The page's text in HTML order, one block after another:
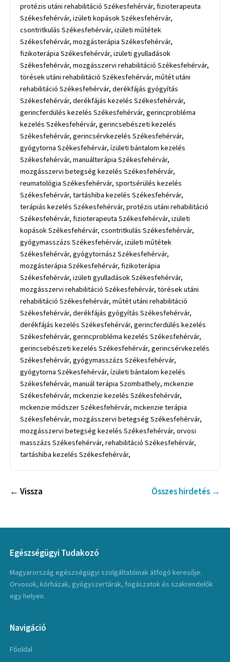
protézis utáni rehabilitáció Székesfehérvár, fizioterapeuta
Székesfehérvár, izületi kopások Székesfehérvár,
csontritkulás Székesfehérvár, izületi műtétek
Székesfehérvár, mozgásterápia Székesfehérvár,
fizikoterápia Székesfehérvár, izületi gyulladások
Székesfehérvár, mozgásszervi rehabilitáció Székesfehérvár,
törések utáni rehabilitáció Székesfehérvár, műtét utáni
rehabilitáció Székesfehérvár, derékfájás gyógyítás
Székesfehérvár, derékfájás kezelés Székesfehérvár,
gerincferdülés kezelés Székesfehérvár, gerincprobléma
kezelés Székesfehérvár, gerincsebészeti kezelés
Székesfehérvár, gerincsérvkezelés Székesfehérvár,
gyógytorna Székesfehérvár, ízületi bántalom kezelés
Székesfehérvár, manuálterápia Székesfehérvár,
mozgásszervi betegség kezelés Székesfehérvár,
reumatológia Székesfehérvár, sportsérülés kezelés
Székesfehérvár, tartáshiba kezelés Székesfehérvár,
terápiás kezelés Székesfehérvár, protézis utáni rehabilitáció
Székesfehérvár, fizioterapeuta Székesfehérvár, izületi
kopások Székesfehérvár, csontritkulás Székesfehérvár,
gyógymasszázs Székesfehérvár, izületi műtétek
Székesfehérvár, gyógytornász Székesfehérvár,
mozgásterápia Székesfehérvár, fizikoterápia
Székesfehérvár, izületi gyulladások Székesfehérvár,
mozgásszervi rehabilitáció Székesfehérvár, törések utáni
rehabilitáció Székesfehérvár, műtét utáni rehabilitáció
Székesfehérvár, derékfájás gyógyítás Székesfehérvár,
derékfájás kezelés Székesfehérvár, gerincferdülés kezelés
Székesfehérvár, gerincprobléma kezelés Székesfehérvár,
gerincsebészeti kezelés Székesfehérvár, gerincsérvkezelés
Székesfehérvár, gyógymasszázs Székesfehérvár,
gyógytorna Székesfehérvár, ízületi bántalom kezelés
Székesfehérvár, manuál terápia Szombathely, mckenzie
Székesfehérvár, mckenzie kezelés Székesfehérvár,
mckenzie módszer Székesfehérvár, mckenzie terápia
Székesfehérvár, mozgásszervi betegség Székesfehérvár,
mozgásszervi betegség kezelés Székesfehérvár, orvosi
masszázs Székesfehérvár, rehabilitáció Székesfehérvár,
tartáshiba kezelés Székesfehérvár,
← Vissza Összes hirdetés →
Egészségügyi Tudakozó
Magyarország egészségügyi szolgáltatóinak átfogó keresője.
Orvosok, kórházak, gyógyszertárak, fogászatok és szakrendelők
egy helyen.
Navigáció
Főoldal